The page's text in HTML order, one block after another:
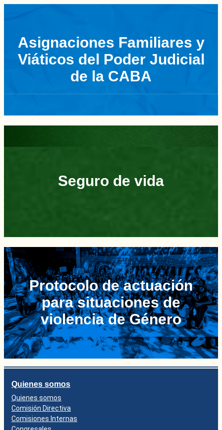
Asignaciones Familiares y
Viáticos del Poder Judicial
de la CABA
Seguro de vida
Protocolo de actuación
para situaciones de
violencia de Género
Quienes somos
Quienes somos
Comisión Directiva
Comisiones Internas